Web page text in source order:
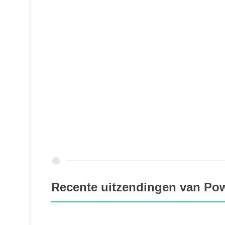
Recente uitzendingen van